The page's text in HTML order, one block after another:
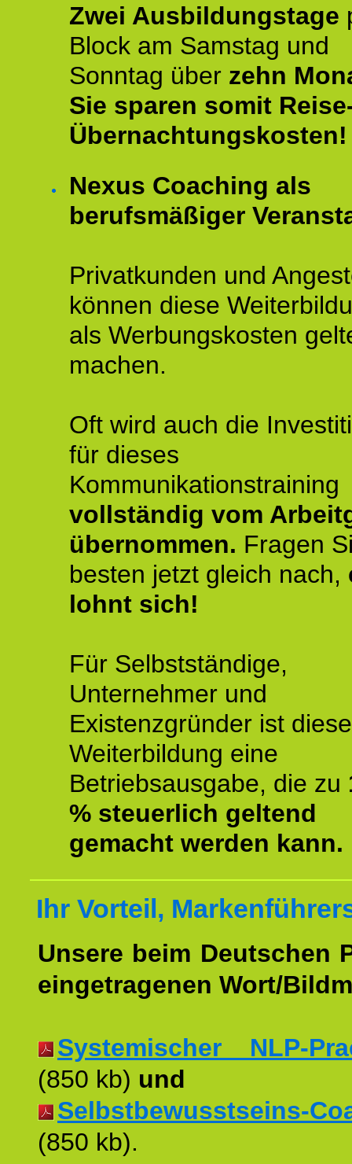
Zwei Ausbildungstage
Block am Samstag und
Sonntag über zehn
Sie sparen somit
Übernachtungskosten!
Nexus Coaching als
berufsmäßiger
Privatkunden und
können diese
als Werbungskosten
machen.
Oft wird auch die
für dieses
Kommunikationstraining
vollständig vom
übernommen. Fragen
besten jetzt gleich nach,
lohnt sich!
Für Selbstständige,
Unternehmer und
Existenzgründer ist diese
Weiterbildung eine
Betriebsausgabe, die zu
% steuerlich geltend
gemacht werden kann.
Ihr Vorteil,
Unsere beim Deutschen
eingetragenen Wort/
Systemischer NLP-
(850 kb) und
Selbstbewusstseins-
(850 kb).